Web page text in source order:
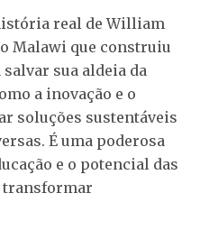
real de William
Malawi que construiu
sua aldeia da
a inovação e o
soluções sustentáveis
É uma poderosa
e o potencial das
transformar